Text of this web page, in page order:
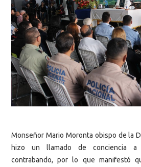
Monseñor Mario Moronta obispo de la
hizo un llamado de conciencia a
contrabando, por lo que manifestó